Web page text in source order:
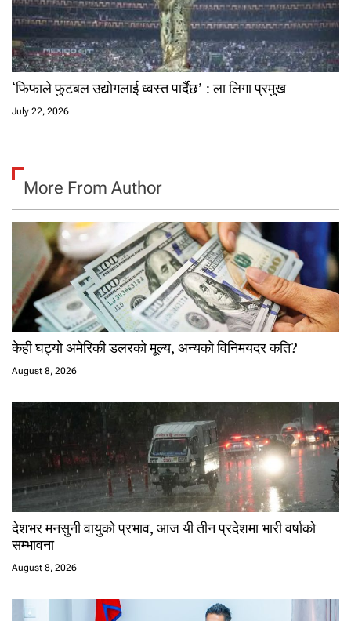
‘फिफाले फुटबल उद्योगलाई ध्वस्त पार्दैछ’ : ला लिगा प्रमुख
July 22, 2026
More From Author
केही घट्यो अमेरिकी डलरको मूल्य, अन्यको विनिमयदर कति?
August 8, 2026
देशभर मनसुनी वायुको प्रभाव, आज यी तीन प्रदेशमा भारी वर्षाको
सम्भावना
August 8, 2026